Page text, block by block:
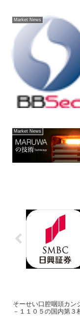
Market News
Market News
そーせい口腔咽頭カン
－１１０５の国内第３